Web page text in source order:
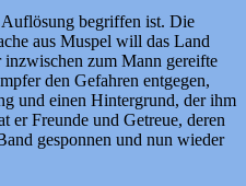
begriffen ist. Die
aus Muspel will das Land
zum Mann gereifte
den Gefahren entgegen,
und einen Hintergrund, der ihm
er Freunde und Getreue, deren
gesponnen und nun wieder